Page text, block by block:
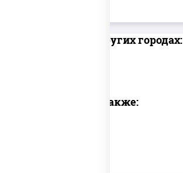
Доставка в других городах:
Предлагаем также: